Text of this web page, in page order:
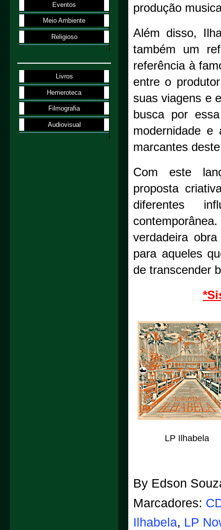
produção
Além disso,
também um
referência à
entre o
suas viagens e
busca por
modernidade
marcantes
Com este
proposta
diferentes
verdadeira
para aqueles
de transcender
LP Ilhabela
By Edson
Marcadores:
Ilhabela, LP
Eventos
Meio Ambiente
Religioso
Livros
Hemeroteca
Filmografia
Audiovisual